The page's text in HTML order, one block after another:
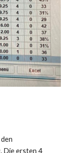
Die ersten 4